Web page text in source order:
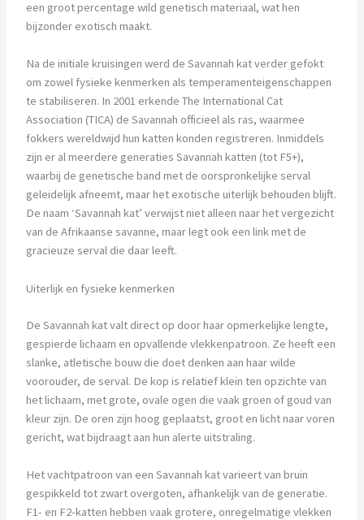
een groot percentage wild genetisch materiaal, wat hen
bijzonder exotisch maakt.
Na de initiale kruisingen werd de Savannah kat verder gefokt
om zowel fysieke kenmerken als temperamenteigenschappen
te stabiliseren. In 2001 erkende The International Cat
Association (TICA) de Savannah officieel als ras, waarmee
fokkers wereldwijd hun katten konden registreren. Inmiddels
zijn er al meerdere generaties Savannah katten (tot F5+),
waarbij de genetische band met de oorspronkelijke serval
geleidelijk afneemt, maar het exotische uiterlijk behouden blijft.
De naam ‘Savannah kat’ verwijst niet alleen naar het vergezicht
van de Afrikaanse savanne, maar legt ook een link met de
gracieuze serval die daar leeft.
Uiterlijk en fysieke kenmerken
De Savannah kat valt direct op door haar opmerkelijke lengte,
gespierde lichaam en opvallende vlekkenpatroon. Ze heeft een
slanke, atletische bouw die doet denken aan haar wilde
voorouder, de serval. De kop is relatief klein ten opzichte van
het lichaam, met grote, ovale ogen die vaak groen of goud van
kleur zijn. De oren zijn hoog geplaatst, groot en licht naar voren
gericht, wat bijdraagt aan hun alerte uitstraling.
Het vachtpatroon van een Savannah kat varieert van bruin
gespikkeld tot zwart overgoten, afhankelijk van de generatie.
F1- en F2-katten hebben vaak grotere, onregelmatige vlekken